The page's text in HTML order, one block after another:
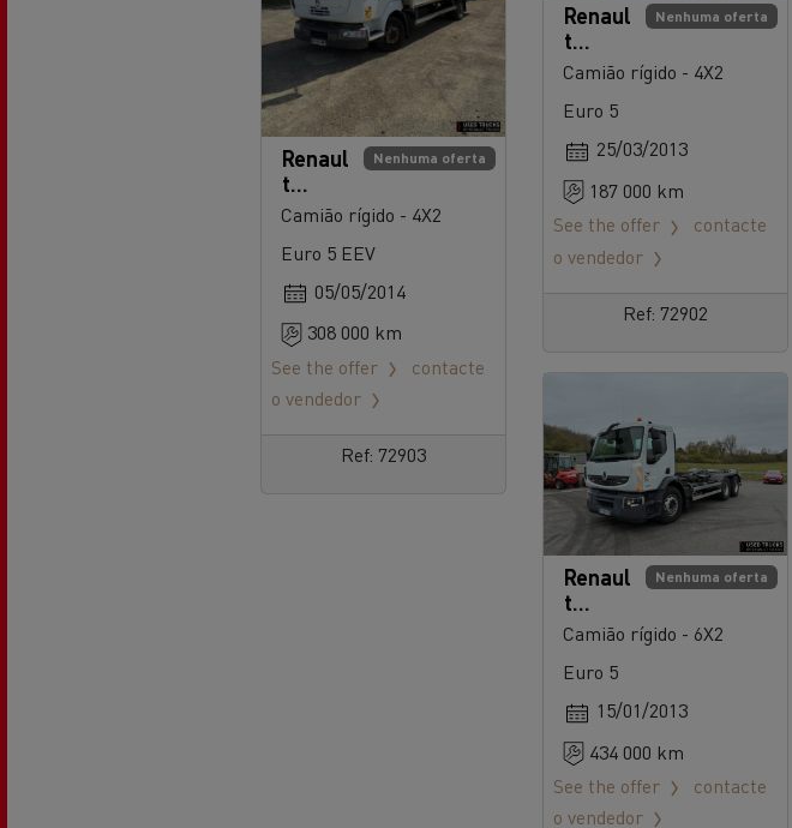
Nenhuma oferta
Renaul
t
Trucks
m 180
Camião rígido - 4X2
Euro 5 EEV
05/05/2014
308 000 km
See the offer
contacte
o vendedor
Ref: 72903
Nenhuma oferta
Renaul
t
Trucks
m 180
Camião rígido - 4X2
Euro 5
25/03/2013
187 000 km
See the offer
contacte
o vendedor
Ref: 72902
Nenhuma oferta
Renaul
t
Trucks
um
Distrib
ution
380
Camião rígido - 6X2
Euro 5
15/01/2013
434 000 km
See the offer
contacte
o vendedor